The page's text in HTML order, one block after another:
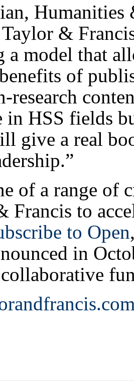
&
a model that
of
research
in HSS fields
give a real
of a range of
Francis to
to Open
in
collaborative